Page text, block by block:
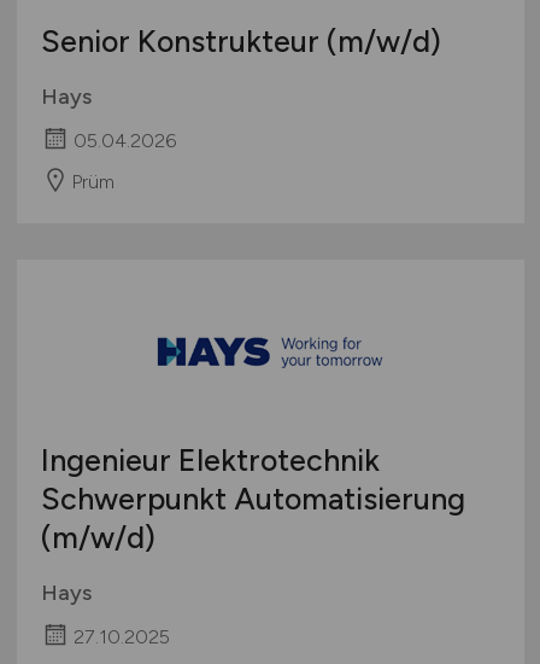
Senior Konstrukteur (m/w/d)
Hays
05.04.2026
Prüm
Ingenieur Elektrotechnik
Schwerpunkt Automatisierung
(m/w/d)
Hays
27.10.2025